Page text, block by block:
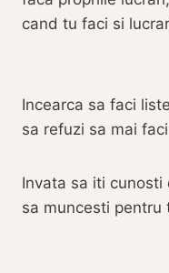
cand tu faci si
Incearca sa faci
sa refuzi sa mai
Invata sa iti cunosti
sa muncesti pentru